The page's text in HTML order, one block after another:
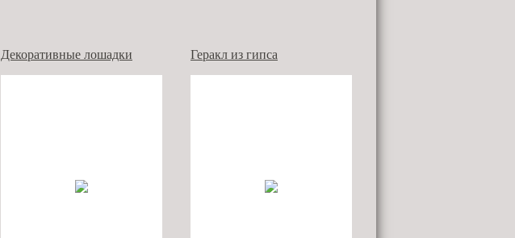
Декоративные лошадки Геракл из гипса